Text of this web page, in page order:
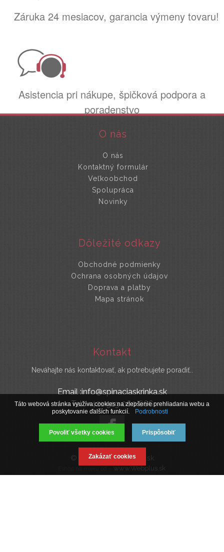
Záruka 24 mesiacov, garancia výmeny tovaru!
Asistencia pri nákupe, špičková podpora a
poradenstvo
O nás
O nás
Kontaktný formulár
Veľkoobchod
Spolupráca
Novinky
Dôležité odkazy
Obchodné podmienky
Ochrana osobných údajov
Doprava a platby
Mapa stránok
Kontakt
Neváhajte nás kontaktovať, ak potrebujete poradiť..
Email :info@spinaciaskrinka.sk
Tel : +421 919 060 666
© 2019 SpinaciaSkrinka.sk
www.Webplus.sk
Táto webová stránka využíva cookies na zlepšenie prehliadania webu a
poskytovanie ďalších funkcií.
Podrobnosti
Povoliť všetky cookies Prispôsobiť
Zakázať cookies